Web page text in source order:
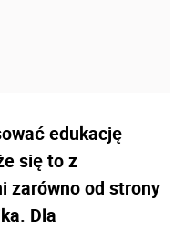
edukację
się to z
zarówno od strony
Dla